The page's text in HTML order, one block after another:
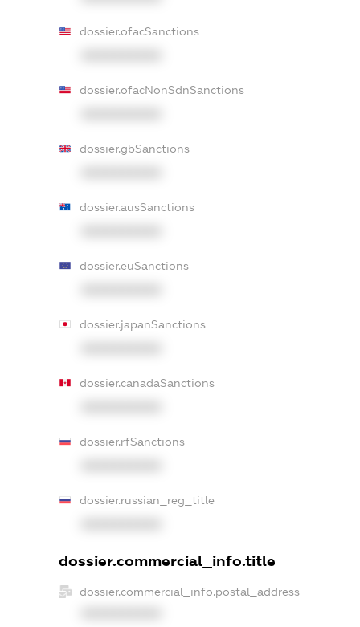
dossier.ofacSanctions
dossier.ofacNonSdnSanctions
dossier.gbSanctions
dossier.ausSanctions
dossier.euSanctions
dossier.japanSanctions
dossier.canadaSanctions
dossier.rfSanctions
dossier.russian_reg_title
dossier.commercial_info.title
dossier.commercial_info.postal_address